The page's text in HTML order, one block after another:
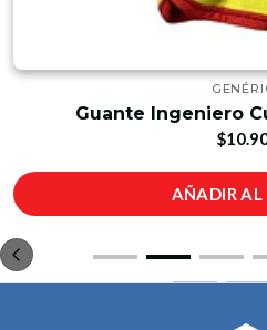
Guante Ingeniero
AÑADIR AL